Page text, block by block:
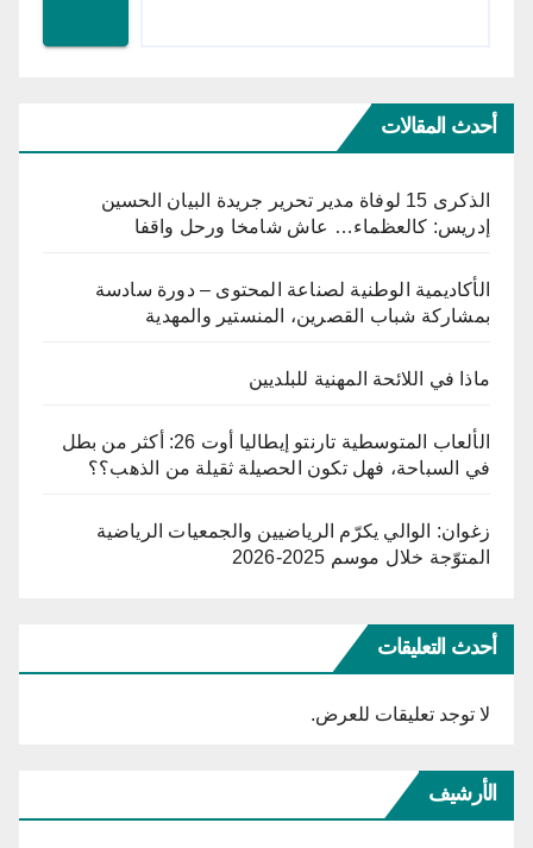
أحدث المقالات
الذكرى 15 لوفاة مدير تحرير جريدة البيان الحسين
إدريس: كالعظماء… عاش شامخا ورحل واقفا
الأكاديمية الوطنية لصناعة المحتوى – دورة سادسة
بمشاركة شباب القصرين، المنستير والمهدية
ماذا في اللائحة المهنية للبلديين
الألعاب المتوسطية تارنتو إيطاليا أوت 26: أكثر من بطل
في السباحة، فهل تكون الحصيلة ثقيلة من الذهب؟؟
زغوان: الوالي يكرّم الرياضيين والجمعيات الرياضية
المتوّجة خلال موسم 2025-2026
أحدث التعليقات
لا توجد تعليقات للعرض.
الأرشيف